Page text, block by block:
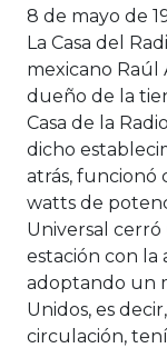
8 de mayo de
La Casa del
mexicano Raúl
dueño de la
Casa de la
dicho
atrás, funcionó
watts de
Universal
estación con la
adoptando un
Unidos, es
circulación,